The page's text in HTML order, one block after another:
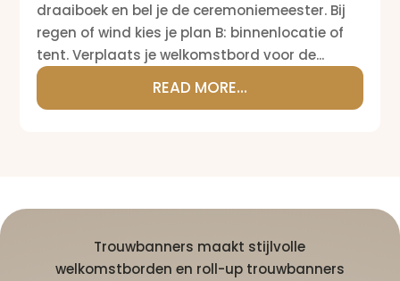
draaiboek en bel je de ceremoniemeester. Bij
regen of wind kies je plan B: binnenlocatie of
tent. Verplaats je welkomstbord voor de...
READ MORE...
Trouwbanners maakt stijlvolle
welkomstborden en roll-up trouwbanners